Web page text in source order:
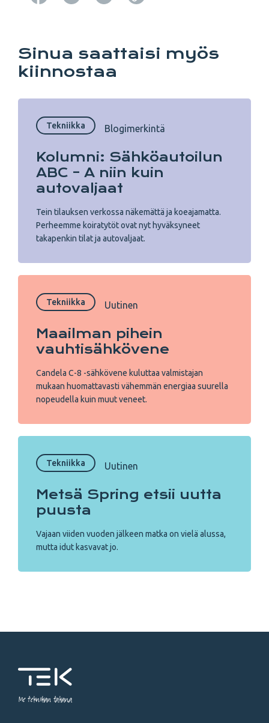
Sinua saattaisi myös
kiinnostaa
Tekniikka Blogimerkintä
Kolumni: Sähköautoilun
ABC – A niin kuin
autovaljaat
Tein tilauksen verkossa näkemättä ja koeajamatta.
Perheemme koiratytöt ovat nyt hyväksyneet
takapenkin tilat ja autovaljaat.
Tekniikka Uutinen
Maailman pihein
vauhtisähkövene
Candela C-8 -sähkövene kuluttaa valmistajan
mukaan huomattavasti vähemmän energiaa suurella
nopeudella kuin muut veneet.
Tekniikka Uutinen
Metsä Spring etsii uutta
puusta
Vajaan viiden vuoden jälkeen matka on vielä alussa,
mutta idut kasvavat jo.
Me tekniikan takana